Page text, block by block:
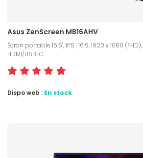
Asus ZenScreen MB16AHV
Écran portable 15.6", IPS , 16:9, 1920 x 1080
HDMI/USB-C
Dispo web : En stock